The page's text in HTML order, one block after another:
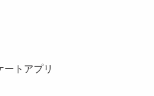
トアプリ